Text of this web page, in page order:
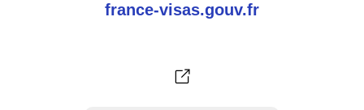
france-visas.gouv.fr